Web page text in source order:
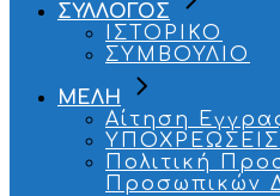
ΣΥΛΛΟΓΟΣ
ΙΣΤΟΡΙΚΟ
ΣΥΜΒΟΥΛΙΟ
ΜΕΛΗ
Αίτηση
ΥΠΟΧΡΕΩΣΕΙΣ
Πολιτική
Προσωπικών